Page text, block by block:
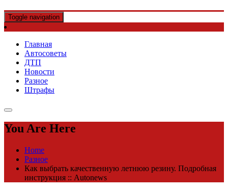
Toggle navigation
Главная
Автосоветы
ДТП
Новости
Разное
Штрафы
You Are Here
Home
Разное
Как выбрать качественную летнюю резину. Подробная
инструкция :: Autonews